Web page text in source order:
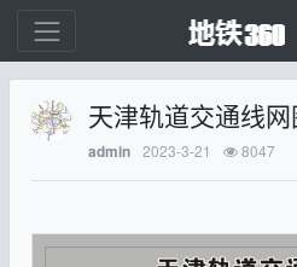
天津轨道交通线
admin 2023-3-21 8047